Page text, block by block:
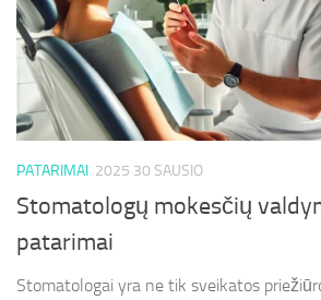
PATARIMAI 2025 30 SAUSIO
Stomatologų mokesčių
patarimai
Stomatologai yra ne tik sveikatos